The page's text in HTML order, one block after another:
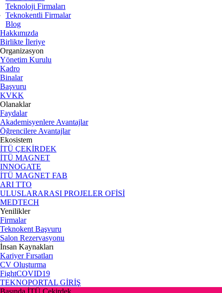
Teknoloji Firmaları
Teknokentli Firmalar
Blog
Hakkımızda
Birlikte İleriye
Organizasyon
Yönetim Kurulu
Kadro
Binalar
Başvuru
KVKK
Olanaklar
Faydalar
Akademisyenlere Avantajlar
Öğrencilere Avantajlar
Ekosistem
İTÜ ÇEKİRDEK
İTÜ MAGNET
INNOGATE
İTÜ MAGNET FAB
ARI TTO
ULUSLARARASI PROJELER OFİSİ
MEDTECH
Yenilikler
Firmalar
Teknokent Başvuru
Salon Rezervasyonu
İnsan Kaynakları
Kariyer Fırsatları
CV Oluşturma
FightCOVID19
TEKNOPORTAL GİRİŞ
Basında İTÜ Çekirdek